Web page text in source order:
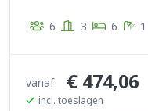
6 3 6 1
vanaf € 474,06
incl. toeslagen